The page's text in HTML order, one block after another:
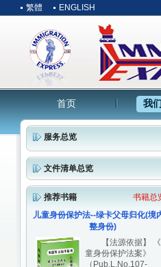
繁體 ENGLISH
首页 我
服务总览
文件清单总览
推荐书籍
书籍总
儿童身份保护法--绿卡父母归化(境
整身份)
【法源依据】
童身份保护法案》
（Pub.L.No.107-